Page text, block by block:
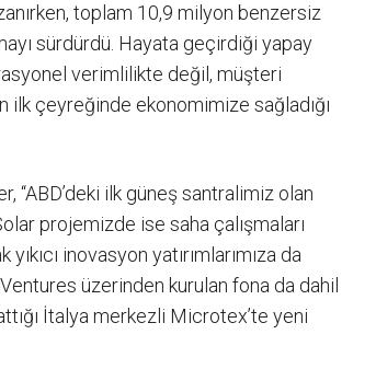
toplam 10,9 milyon benzersiz
sürdürdü. Hayata geçirdiği yapay
verimlilikte değil, müşteri
ilk çeyreğinde ekonomimize sağladığı
“ABD’deki ilk güneş santralimiz olan
projemizde ise saha çalışmaları
inovasyon yatırımlarımıza da
üzerinden kurulan fona da dahil
İtalya merkezli Microtex’te yeni